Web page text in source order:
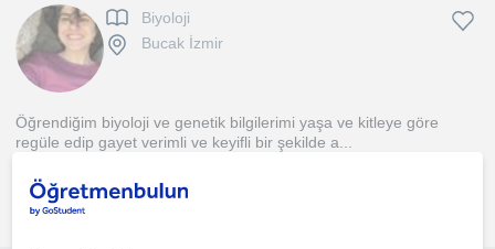
Biyoloji
Bucak İzmir
Öğrendiğim biyoloji ve genetik bilgilerimi yaşa ve kitleye göre
regüle edip gayet verimli ve keyifli bir şekilde a...
daha fazlasını gör